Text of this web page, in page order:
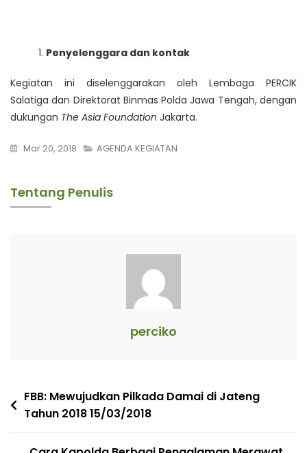
Penyelenggara dan kontak
Kegiatan ini diselenggarakan oleh Lembaga PERCIK
Salatiga dan Direktorat Binmas Polda Jawa Tengah, dengan
dukungan The Asia Foundation Jakarta.
Mar 20, 2018 AGENDA KEGIATAN
Tentang Penulis
perciko
Navigasi
pos
FBB: Mewujudkan Pilkada Damai di Jateng
Tahun 2018 15/03/2018